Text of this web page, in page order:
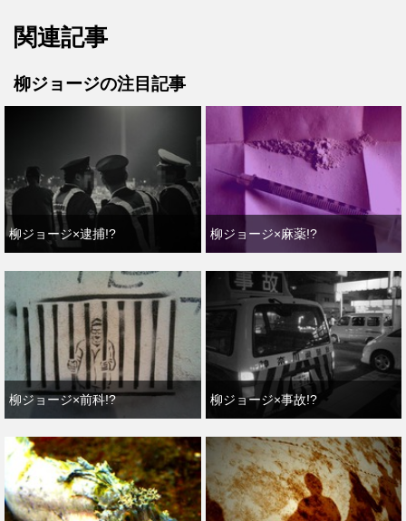
関連記事
柳ジョージの注目記事
柳ジョージ×逮捕!? 柳ジョージ×麻薬!?
柳ジョージ×前科!? 柳ジョージ×事故!?